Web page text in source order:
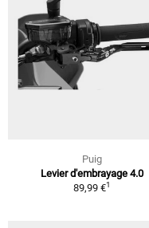
Puig
Levier d'embrayage 4.0
89,99 €1